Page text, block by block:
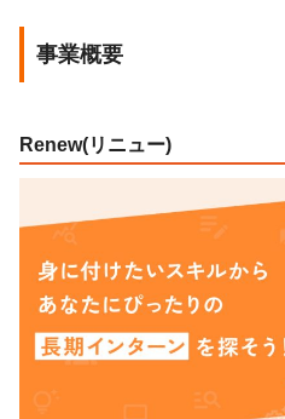
事業概要
Renew(リニュー)